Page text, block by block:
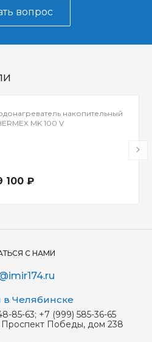
вопрос
накопительный
MK 100 V
100 ₽
С НАМИ
в Челябинске
85-63; +7 (999) 585-36-65
Проспект Победы, дом 238